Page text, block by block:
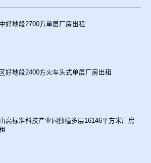
好地段2700方单层厂房出租
好地段2400方火车头式单层厂房出租
高标准科技产业园独幢多层16146平方米厂房